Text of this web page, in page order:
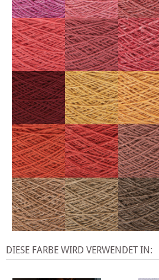
DIESE FARBE WIRD VERWENDET IN: